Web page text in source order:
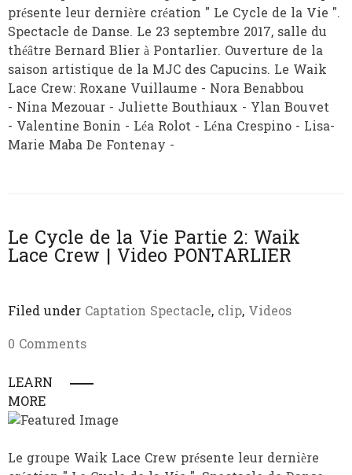
présente leur dernière création " Le Cycle de la Vie ".
Spectacle de Danse. Le 23 septembre 2017, salle du
théâtre Bernard Blier à Pontarlier. Ouverture de la
saison artistique de la MJC des Capucins. Le Waik
Lace Crew: Roxane Vuillaume - Nora Benabbou
- Nina Mezouar - Juliette Bouthiaux - Ylan Bouvet
- Valentine Bonin - Léa Rolot - Léna Crespino - Lisa-
Marie Maba De Fontenay -
Le Cycle de la Vie Partie 2: Waik
Lace Crew | Video PONTARLIER
Filed under Captation Spectacle, clip, Videos
0 Comments
LEARN
MORE
Le groupe Waik Lace Crew présente leur dernière